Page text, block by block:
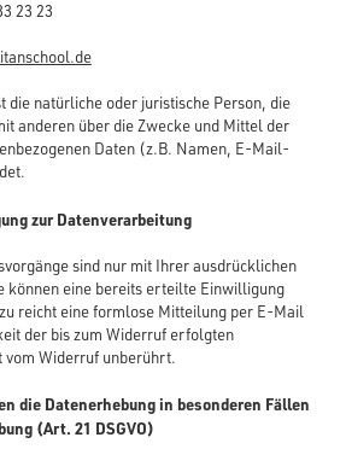
23 23
natürliche oder juristische Person, die
anderen über die Zwecke und Mittel der
Daten (z.B. Namen, E-Mail-
zur Datenverarbeitung
sind nur mit Ihrer ausdrücklichen
können eine bereits erteilte Einwilligung
reicht eine formlose Mitteilung per E-Mail
der bis zum Widerruf erfolgten
vom Widerruf unberührt.
die Datenerhebung in besonderen Fällen
(Art. 21 DSGVO)